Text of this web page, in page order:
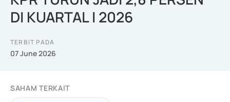
DI KUARTAL I 2026
TERBIT PADA
07 June 2026
SAHAM TERKAIT